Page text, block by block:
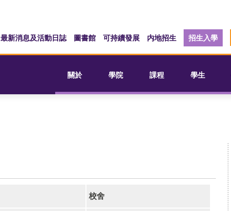
最新消息及活動日誌 圖書館 可持續發展 内地招生 招生入學
關於 學院 課程 學生
校舍